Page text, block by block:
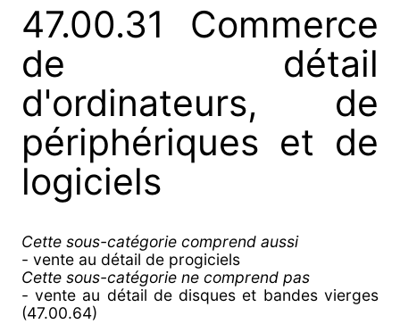
47.00.31 Commerce
de détail
d'ordinateurs, de
périphériques et de
logiciels
Cette sous-catégorie comprend aussi
- vente au détail de progiciels
Cette sous-catégorie ne comprend pas
- vente au détail de disques et bandes vierges
(47.00.64)